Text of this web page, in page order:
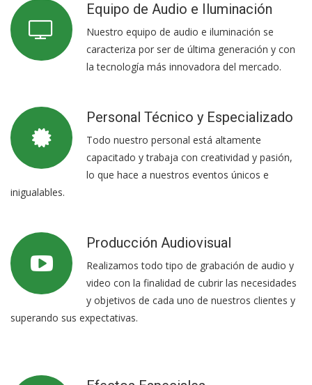
Equipo de Audio e Iluminación
Nuestro equipo de audio e iluminación se
caracteriza por ser de última generación y con
la tecnología más innovadora del mercado.
Personal Técnico y Especializado
Todo nuestro personal está altamente
capacitado y trabaja con creatividad y pasión,
lo que hace a nuestros eventos únicos e
inigualables.
Producción Audiovisual
Realizamos todo tipo de grabación de audio y
video con la finalidad de cubrir las necesidades
y objetivos de cada uno de nuestros clientes y
superando sus expectativas.